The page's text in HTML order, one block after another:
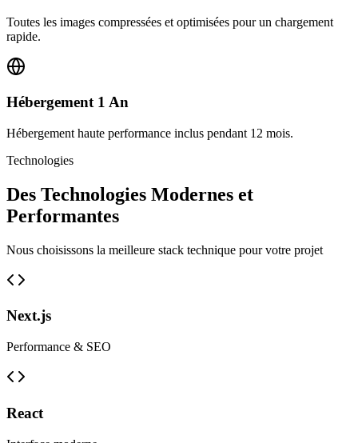
Toutes les images compressées et optimisées pour un chargement
rapide.
Hébergement 1 An
Hébergement haute performance inclus pendant 12 mois.
Technologies
Des Technologies Modernes et
Performantes
Nous choisissons la meilleure stack technique pour votre projet
Next.js
Performance & SEO
React